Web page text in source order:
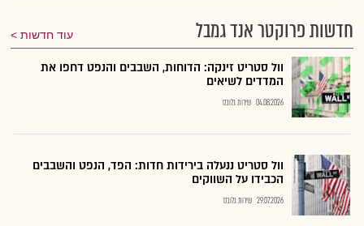
חדשות פרוקטר אנד גמבל
עוד חדשות
וול סטריט זינקה: הדוחות, השבבים והנפט דחפו את
המדדים לשיאים
04.08.2026 שירות גלובס
וול סטריט ננעלה בירידות חדות: הפד, הנפט והשבבים
הכבידו על השווקים
29.07.2026 שירות גלובס